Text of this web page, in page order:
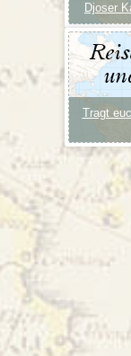
Djoser
Tragt